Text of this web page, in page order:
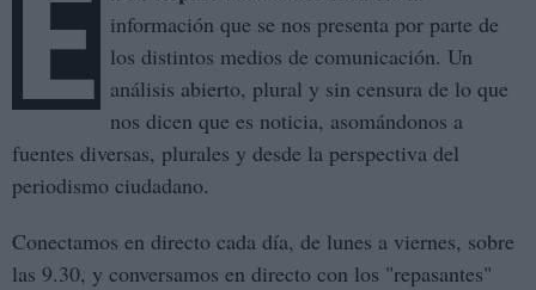
E información que se nos presenta por parte de
los distintos medios de comunicación. Un
análisis abierto, plural y sin censura de lo que
nos dicen que es noticia, asomándonos a
fuentes diversas, plurales y desde la perspectiva del
periodismo ciudadano.
Conectamos en directo cada día, de lunes a viernes, sobre
las 9.30, y conversamos en directo con los "repasantes"